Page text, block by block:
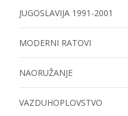
JUGOSLAVIJA 1991-2001
MODERNI RATOVI
NAORUŽANJE
VAZDUHOPLOVSTVO